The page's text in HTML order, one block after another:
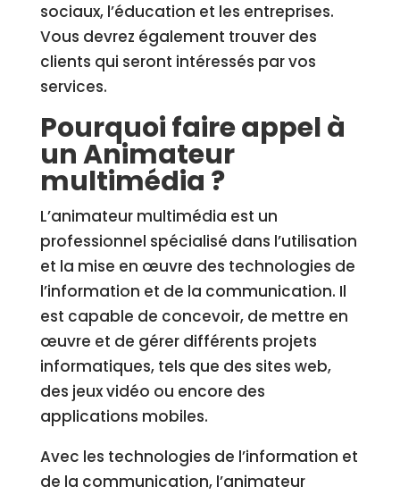
sociaux, l’éducation et les entreprises.
Vous devrez également trouver des
clients qui seront intéressés par vos
services.
Pourquoi faire appel à
un Animateur
multimédia ?
L’animateur multimédia est un
professionnel spécialisé dans l’utilisation
et la mise en œuvre des technologies de
l’information et de la communication. Il
est capable de concevoir, de mettre en
œuvre et de gérer différents projets
informatiques, tels que des sites web,
des jeux vidéo ou encore des
applications mobiles.
Avec les technologies de l’information et
de la communication, l’animateur